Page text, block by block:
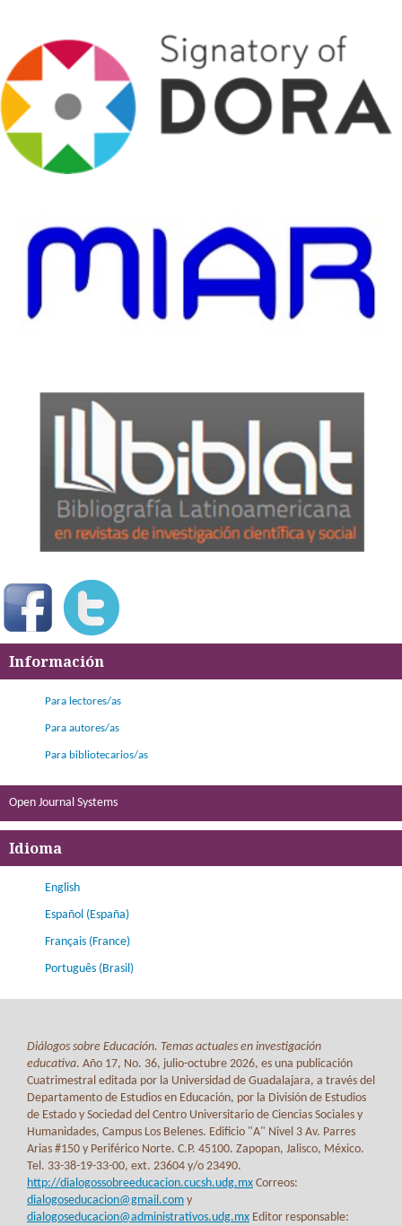
Información
Para lectores/as
Para autores/as
Para bibliotecarios/as
Open Journal Systems
Idioma
English
Español (España)
Français (France)
Português (Brasil)
Diálogos sobre Educación. Temas actuales en investigación
educativa. Año 17, No. 36, julio-octubre 2026, es una publicación
Cuatrimestral editada por la Universidad de Guadalajara, a través del
Departamento de Estudios en Educación, por la División de Estudios
de Estado y Sociedad del Centro Universitario de Ciencias Sociales y
Humanidades, Campus Los Belenes. Edificio "A" Nivel 3 Av. Parres
Arias #150 y Periférico Norte. C.P. 45100. Zapopan, Jalisco, México.
Tel. 33-38-19-33-00, ext. 23604 y/o 23490.
http://dialogossobreeducacion.cucsh.udg.mx Correos:
dialogoseducacion@gmail.com y
dialogoseducacion@administrativos.udg.mx Editor responsable: